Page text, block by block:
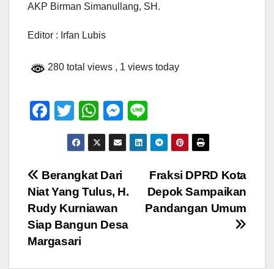
AKP Birman Simanullang, SH.
Editor : Irfan Lubis
280 total views , 1 views today
F
e
b
o
o
k
T
wi
tt
er
W
h
at
s
A
p
p
M
e
ss
n
er
n
e
Navigasi
pos
Fraksi DPRD Kota
Depok Sampaikan
Pandangan Umum
Berangkat Dari
Niat Yang Tulus, H.
Rudy Kurniawan
Siap Bangun Desa
Margasari